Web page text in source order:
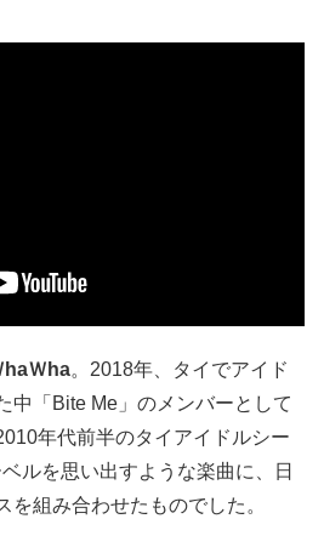
haＷha。2018年、タイでアイド
中「Bite Me」のメンバーとして
年代前半のタイアイドルシー
ルを思い出すような楽曲に、日
を組み合わせたものでした。